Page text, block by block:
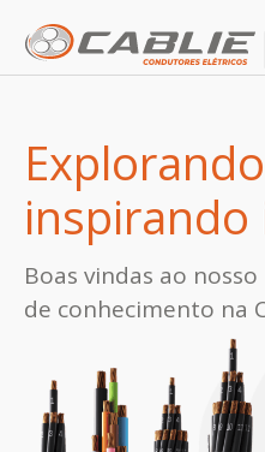
para
o
inspirando
Boas vindas ao
de conhecimento na